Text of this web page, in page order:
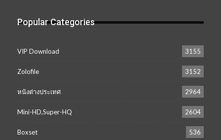
Popular Categories
VIP Download 3155
Zolofile 3152
หนังต่างประเทศ 2964
Mini-HD,Super-HQ 2604
Boxset 536